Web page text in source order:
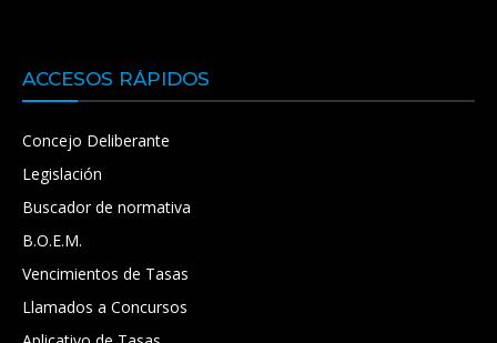
ACCESOS RÁPIDOS
Concejo Deliberante
Legislación
Buscador de normativa
B.O.E.M.
Vencimientos de Tasas
Llamados a Concursos